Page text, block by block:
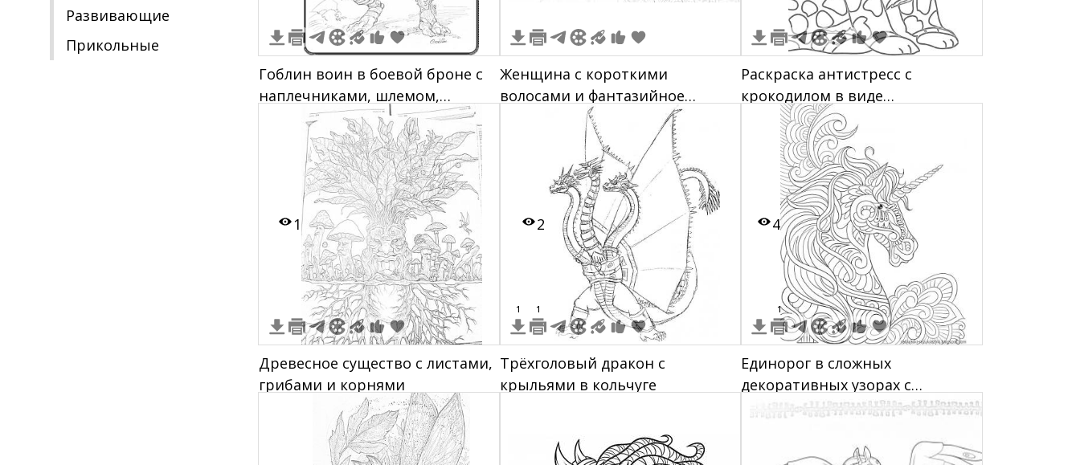
Развивающие
Прикольные
Гоблин воин в боевой броне с
наплечниками, шлемом,
напульсниками и поясом,
стоящий в боевой позе
Женщина с короткими
волосами и фантазийное
существо, созданное
нейросетью
Раскраска антистресс с
крокодилом в виде
фантазийного существа
1
Древесное существо с листами,
грибами и корнями
2
1 1
Трёхголовый дракон с
крыльями в кольчуге
4
1
Единорог в сложных
декоративных узорах с
завитками, крыльями и